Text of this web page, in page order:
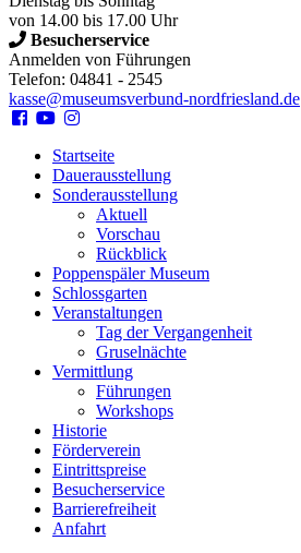
von 14.00 bis 17.00 Uhr
Besucherservice
Anmelden von Führungen
Telefon: 04841 - 2545
kasse@museumsverbund-nordfriesland.de
Startseite
Dauerausstellung
Sonderausstellung
Aktuell
Vorschau
Rückblick
Poppenspäler Museum
Schlossgarten
Veranstaltungen
Tag der Vergangenheit
Gruselnächte
Vermittlung
Führungen
Workshops
Historie
Förderverein
Eintrittspreise
Besucherservice
Barrierefreiheit
Anfahrt